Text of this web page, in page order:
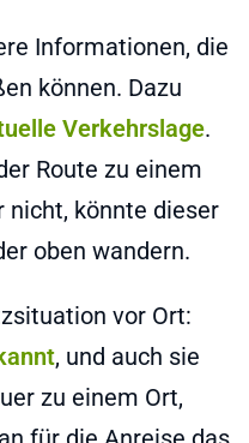
Informationen, die
können. Dazu
Verkehrslage.
Route zu einem
nicht, könnte dieser
oben wandern.
vor Ort:
, und auch sie
zu einem Ort,